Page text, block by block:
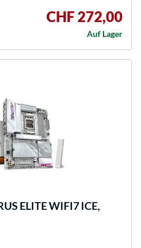
CHF 272,00
Auf Lager
ELITE WIFI7 ICE,